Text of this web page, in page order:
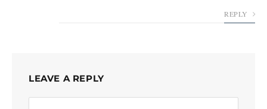
REPLY
LEAVE A REPLY